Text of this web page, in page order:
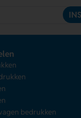
bedrukken